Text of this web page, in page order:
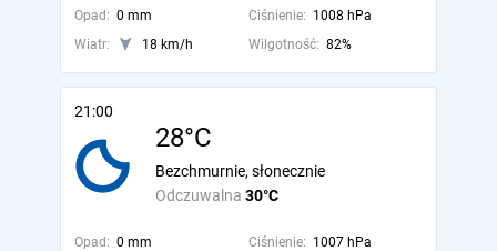
Opad: 0 mm Ciśnienie: 1008 hPa
Wiatr:
18 km/h Wilgotność: 82%
21:00
28°C
Odczuwalna 30°C
Bezchmurnie, słonecznie
Opad: 0 mm Ciśnienie: 1007 hPa